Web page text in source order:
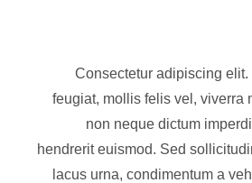
Consectetur adipiscing
feugiat, mollis felis vel, viverra
non neque dictum
hendrerit euismod. Sed
lacus urna, condimentum a